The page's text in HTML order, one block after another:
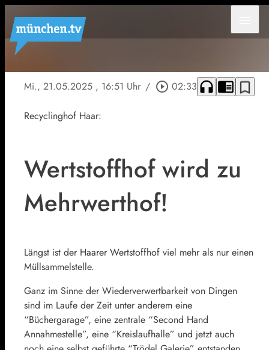
Mi., 21.05.2025 , 16:51 Uhr / play_circle_outline 02:33 headphones chrome_reader_mode bookmark_border
Recyclinghof Haar:
Wertstoffhof wird zu
Mehrwerthof!
Längst ist der Haarer Wertstoffhof viel mehr als nur einen
Müllsammelstelle.
Ganz im Sinne der Wiederverwertbarkeit von Dingen
sind im Laufe der Zeit unter anderem eine
“Büchergarage”, eine zentrale “Second Hand
Annahmestelle”, eine “Kreislaufhalle” und jetzt auch